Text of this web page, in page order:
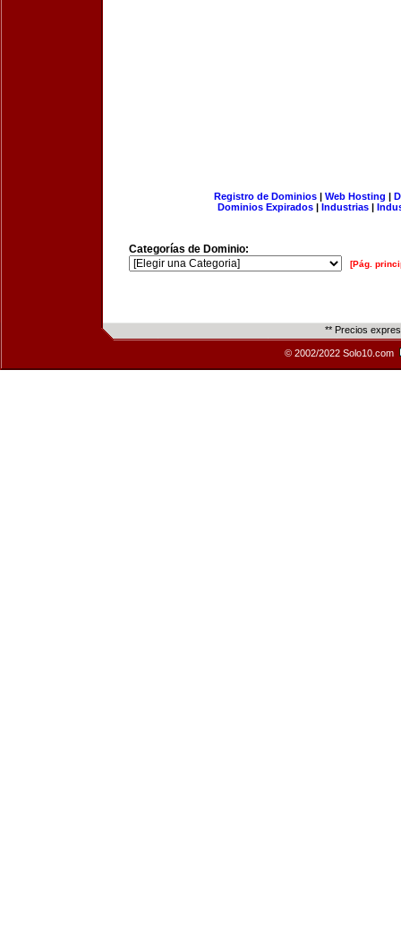
Registro de Dominios| Web Hosting |
Dominios Expirados | Industrias |
Categorías de Dominio:
[Pág.
** Precios
© 2002/2022 Solo10.com